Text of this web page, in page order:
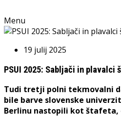
Menu
19 julij 2025
PSUI 2025: Sabljači in
Tudi tretji polni tekmovalni
bile barve slovenske
Berlinu nastopili kot štafeta,